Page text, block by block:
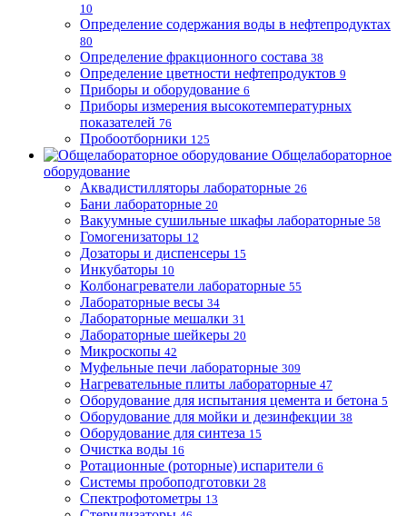
10
Определение содержания воды в нефтепродуктах
80
Определение фракционного состава 38
Определение цветности нефтепродуктов 9
Приборы и оборудование 6
Приборы измерения высокотемпературных
показателей 76
Пробоотборники 125
Общелабораторное
оборудование
Аквадистилляторы лабораторные 26
Бани лабораторные 20
Вакуумные сушильные шкафы лабораторные 58
Гомогенизаторы 12
Дозаторы и диспенсеры 15
Инкубаторы 10
Колбонагреватели лабораторные 55
Лабораторные весы 34
Лабораторные мешалки 31
Лабораторные шейкеры 20
Микроскопы 42
Муфельные печи лабораторные 309
Нагревательные плиты лабораторные 47
Оборудование для испытания цемента и бетона 5
Оборудование для мойки и дезинфекции 38
Оборудование для синтеза 15
Очистка воды 16
Ротационные (роторные) испарители 6
Системы пробоподготовки 28
Спектрофотометры 13